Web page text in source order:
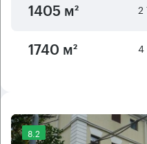
1405 м² 2
1740 м² 4
8.2